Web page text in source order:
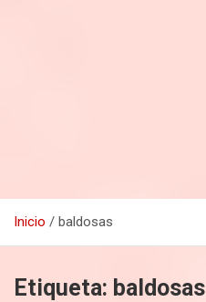
Inicio baldosas
Etiqueta: baldosas